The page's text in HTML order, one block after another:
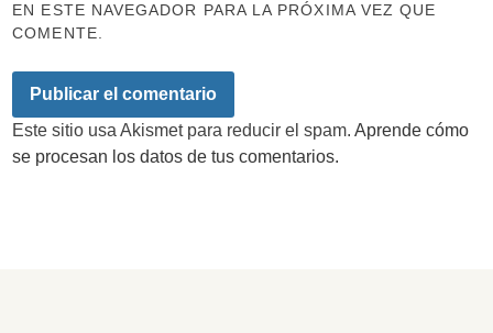
EN ESTE NAVEGADOR PARA LA PRÓXIMA VEZ QUE
COMENTE.
Este sitio usa Akismet para reducir el spam.Aprende cómo
se procesan los datos de tus comentarios.